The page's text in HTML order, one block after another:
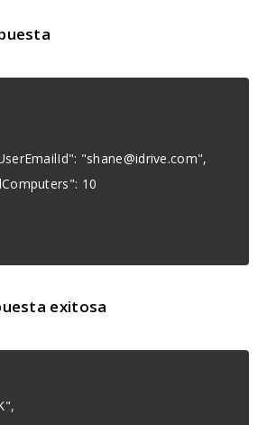
"shane@idrive.com",
10
exitosa